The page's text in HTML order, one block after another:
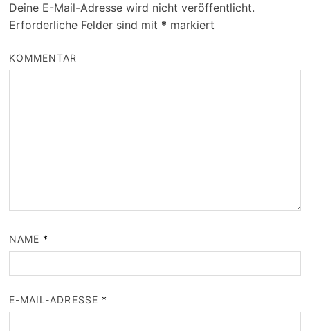
Deine E-Mail-Adresse wird nicht veröffentlicht.
Erforderliche Felder sind mit * markiert
KOMMENTAR
NAME *
E-MAIL-ADRESSE *